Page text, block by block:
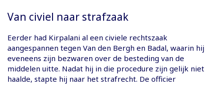
Van civiel naar strafzaak
Eerder had Kirpalani al een civiele rechtszaak
aangespannen tegen Van den Bergh en Badal, waarin hij
eveneens zijn bezwaren over de besteding van de
middelen uitte. Nadat hij in die procedure zijn gelijk niet
haalde, stapte hij naar het strafrecht. De officier